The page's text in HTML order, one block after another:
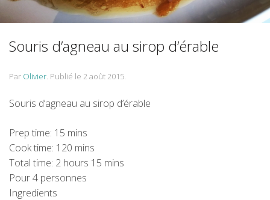
Souris d’agneau au sirop d’érable
Par Olivier. Publié le 2 août 2015.
Souris d’agneau au sirop d’érable
Prep time: 15 mins
Cook time: 120 mins
Total time: 2 hours 15 mins
Pour 4 personnes
Ingredients